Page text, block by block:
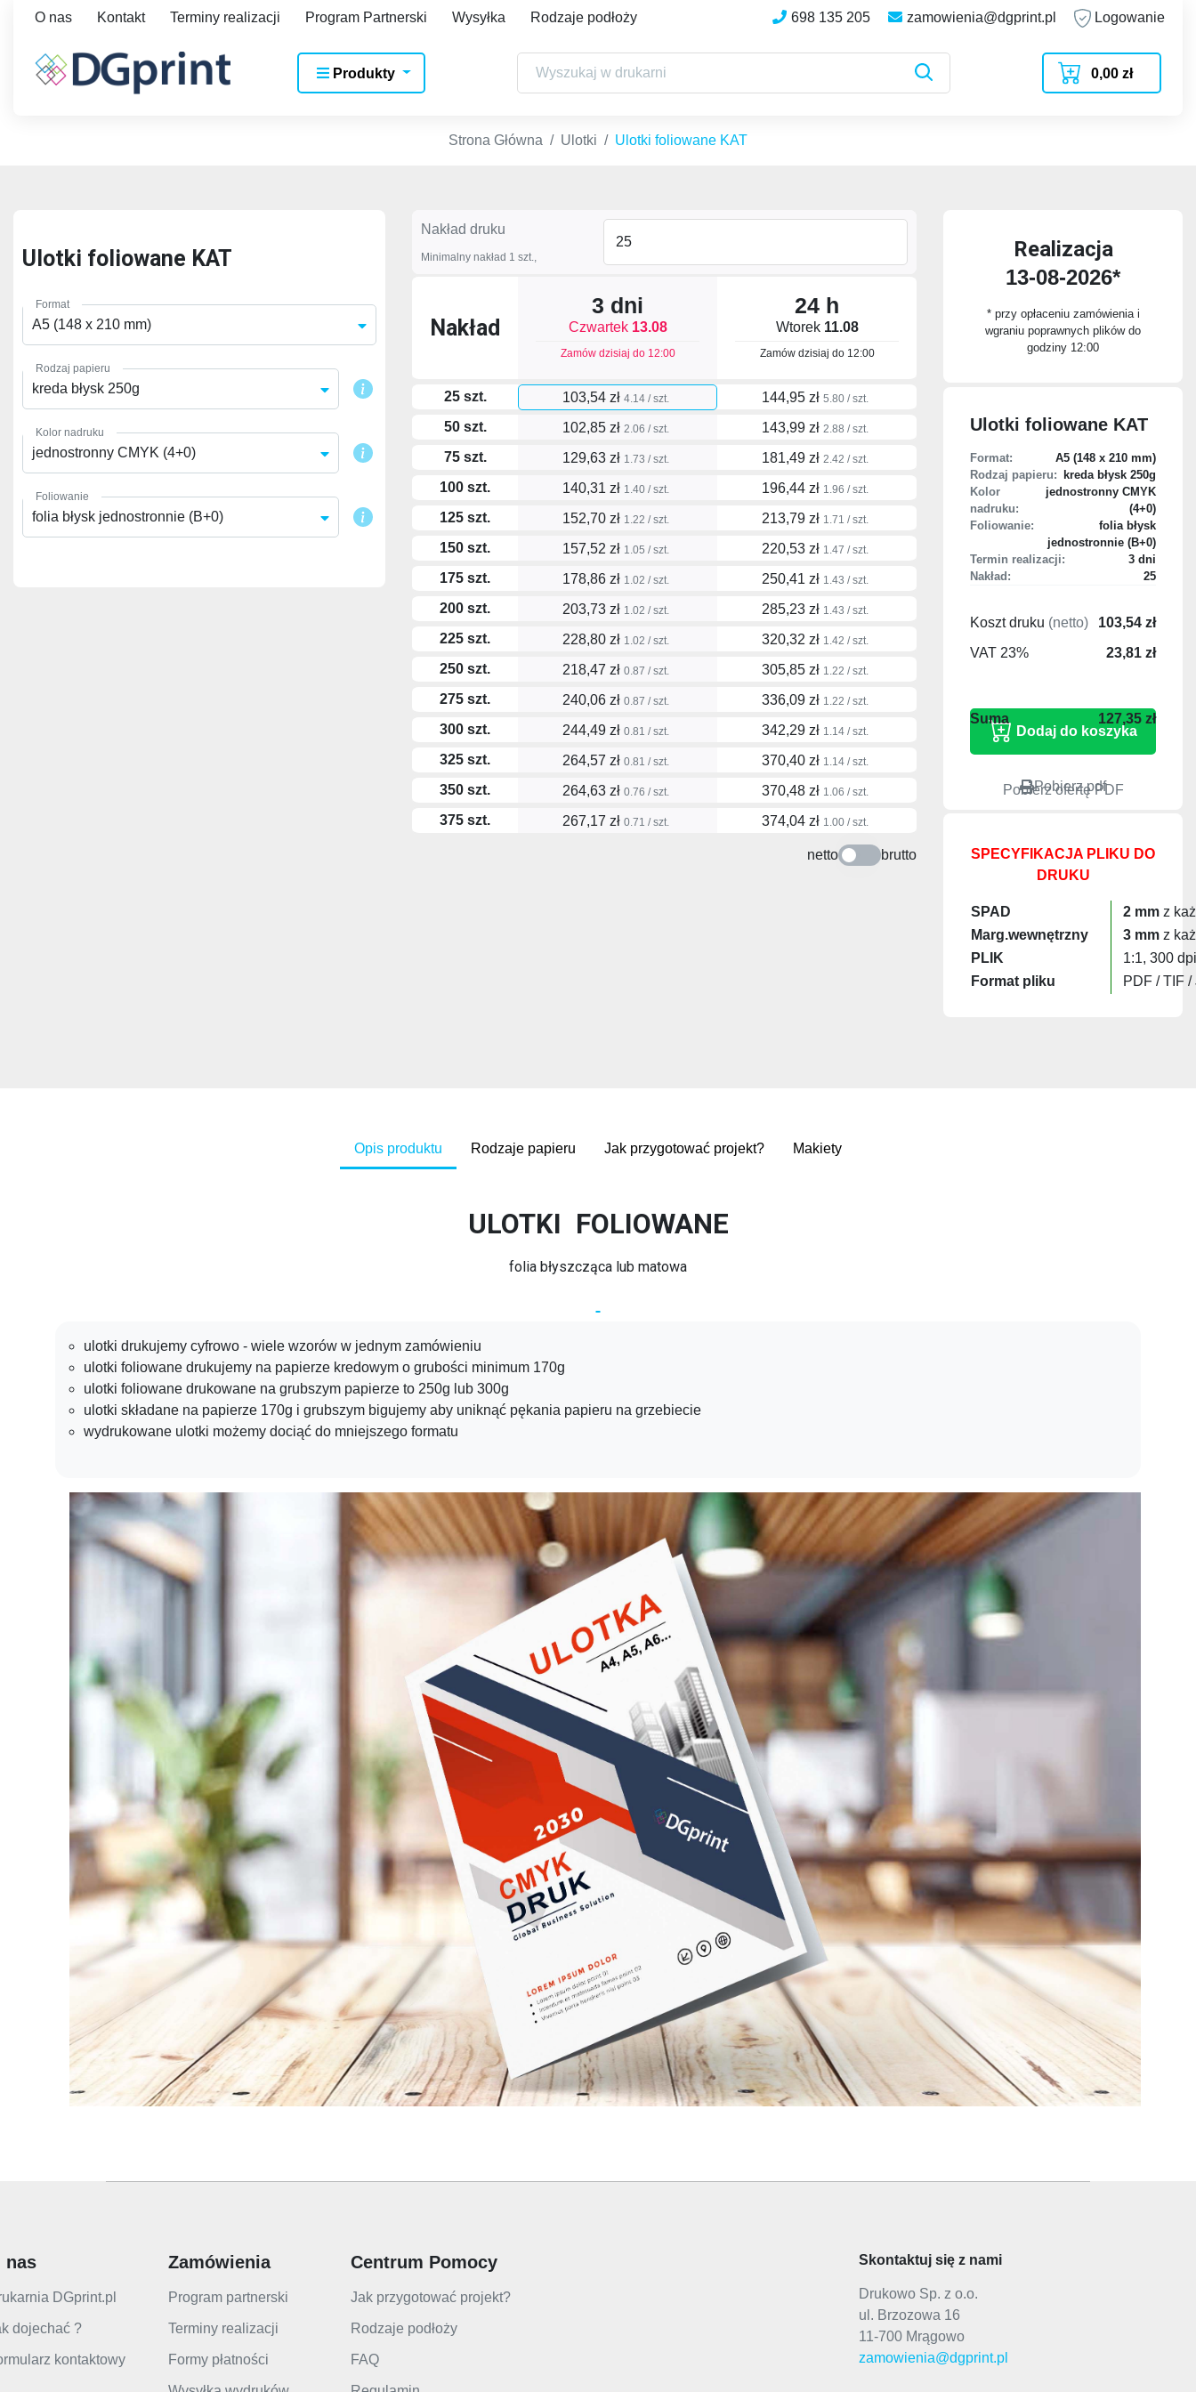
O nas Kontakt Terminy realizacji Program Partnerski Wysyłka Rodzaje podłoży 698 135 205 zamowienia@dgprint.pl Logowanie
Produkty 0,00 zł
Strona Główna Ulotki Ulotki foliowane KAT
Ulotki foliowane KAT
Format
A5 (148 x 210 mm)
Rodzaj papieru
kreda błysk 250g
Kolor nadruku
jednostronny CMYK (4+0)
Foliowanie
folia błysk jednostronnie (B+0)
Nakład druku
Minimalny nakład 1 szt.,
Nakład
3 dni
Czwartek 13.08
Zamów dzisiaj do 12:00
24 h
Wtorek 11.08
Zamów dzisiaj do 12:00
25 szt. 103,54 zł 4.14 / szt. 144,95 zł 5.80 / szt.
50 szt. 102,85 zł 2.06 / szt. 143,99 zł 2.88 / szt.
75 szt. 129,63 zł 1.73 / szt. 181,49 zł 2.42 / szt.
100 szt. 140,31 zł 1.40 / szt. 196,44 zł 1.96 / szt.
125 szt. 152,70 zł 1.22 / szt. 213,79 zł 1.71 / szt.
150 szt. 157,52 zł 1.05 / szt. 220,53 zł 1.47 / szt.
175 szt. 178,86 zł 1.02 / szt. 250,41 zł 1.43 / szt.
200 szt. 203,73 zł 1.02 / szt. 285,23 zł 1.43 / szt.
225 szt. 228,80 zł 1.02 / szt. 320,32 zł 1.42 / szt.
250 szt. 218,47 zł 0.87 / szt. 305,85 zł 1.22 / szt.
275 szt. 240,06 zł 0.87 / szt. 336,09 zł 1.22 / szt.
300 szt. 244,49 zł 0.81 / szt. 342,29 zł 1.14 / szt.
325 szt. 264,57 zł 0.81 / szt. 370,40 zł 1.14 / szt.
350 szt. 264,63 zł 0.76 / szt. 370,48 zł 1.06 / szt.
375 szt. 267,17 zł 0.71 / szt. 374,04 zł 1.00 / szt.
netto brutto
Realizacja
13-08-2026*
* przy opłaceniu zamówienia i
wgraniu poprawnych plików do
godziny 12:00
Ulotki foliowane KAT
Format:
A5 (148 x 210 mm)
Rodzaj papieru:
kreda błysk 250g
Kolor
nadruku:
jednostronny CMYK
(4+0)
Foliowanie:
folia błysk
jednostronnie (B+0)
Termin realizacji:
3 dni
Nakład:
25
Koszt druku (netto)
103,54 zł
VAT 23%
23,81 zł
127,35 zł
Pobierz pdf
Pobierz ofertę PDF
SPECYFIKACJA PLIKU DO
DRUKU
SPAD 2 mm z
Marg.wewnętrzny
3 mm z
PLIK
1:1, 300
Format pliku
PDF / TIF /
Opis produktu Rodzaje papieru Jak przygotować projekt? Makiety
ULOTKI FOLIOWANE
folia błyszcząca lub matowa
ulotki drukujemy cyfrowo - wiele wzorów w jednym zamówieniu
ulotki foliowane drukujemy na papierze kredowym o grubości minimum 170g
ulotki foliowane drukowane na grubszym papierze to 250g lub 300g
ulotki składane na papierze 170g i grubszym bigujemy aby uniknąć pękania papieru na grzebiecie
wydrukowane ulotki możemy dociąć do mniejszego formatu
nas
DGprint.pl
dojechać ?
kontaktowy
Centrum Pomocy
Jak przygotować projekt?
Rodzaje podłoży
FAQ
Zamówienia
Program partnerski
Terminy realizacji
Formy płatności
Skontaktuj się z nami
Drukowo Sp. z o.o.
ul. Brzozowa 16
11-700 Mrągowo
zamowienia@dgprint.pl